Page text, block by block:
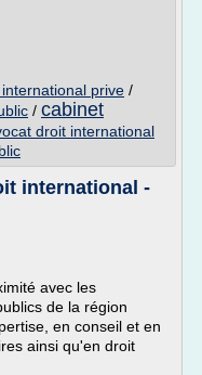
prive /
/ cabinet
droit international
international -
avec les
de la région
en conseil et en
ainsi qu'en droit